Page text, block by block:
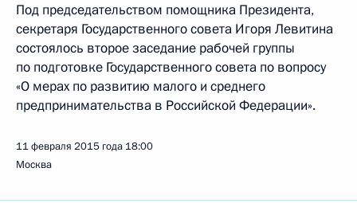
Под председательством помощника Президента,
секретаря Государственного совета Игоря Левитина
состоялось второе заседание рабочей группы
по подготовке Государственного совета по вопросу
«О мерах по развитию малого и среднего
предпринимательства в Российской Федерации».
11 февраля 2015 года 18:00
Москва